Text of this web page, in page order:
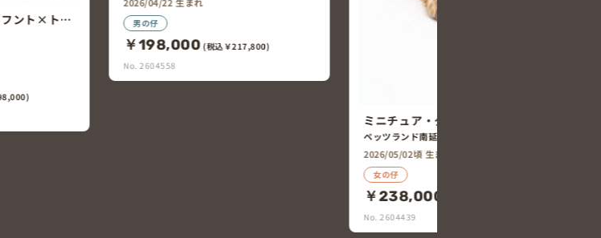
ミニチュア・ダックスフント
ペッツランド南延岡店
2026/05/02頃 生まれ
男の仔
￥198,000
No. 2604437